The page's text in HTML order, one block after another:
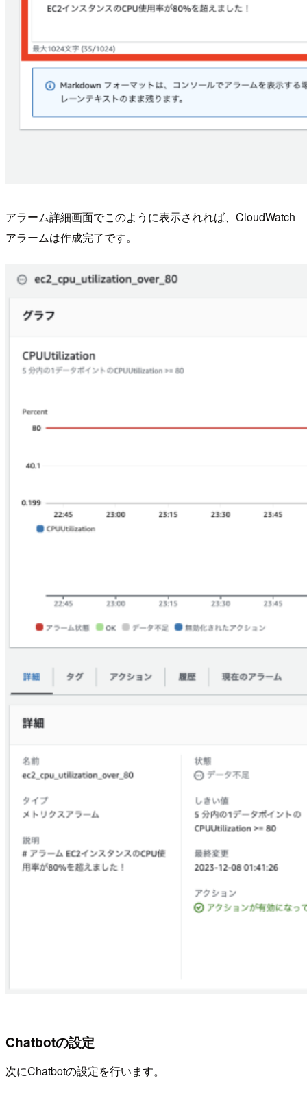
アラーム詳細画面でこのように表示されれば、CloudWatch
アラームは作成完了です。
Chatbotの設定
次にChatbotの設定を行います。